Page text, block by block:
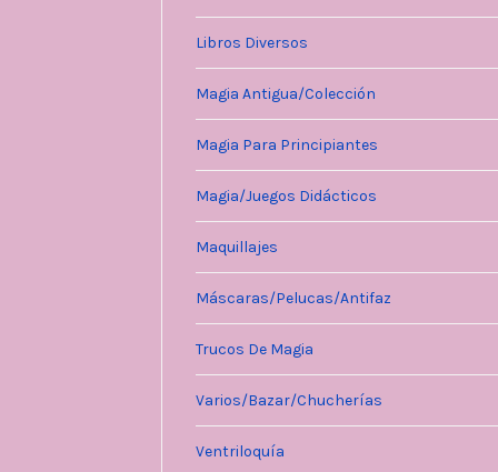
Libros Diversos
Magia Antigua/Colección
Magia Para Principiantes
Magia/Juegos Didácticos
Maquillajes
Máscaras/Pelucas/Antifaz
Trucos De Magia
Varios/Bazar/Chucherías
Ventriloquía